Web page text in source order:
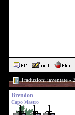
Traduzioni inventate -
Brendon
Capo Mastro